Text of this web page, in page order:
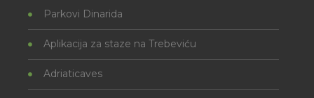
Parkovi Dinarida
Aplikacija za staze na Trebeviću
Adriaticaves